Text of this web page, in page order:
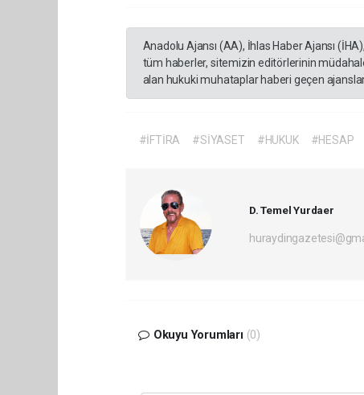
Anadolu Ajansı (AA), İhlas Haber Ajansı
tüm haberler, sitemizin editörlerinin
alan hukuki muhataplar haberi geçen
#İFTİRA #SİYASET #HUKUK #HESAP
D. Temel Yurdaer
Okuyu Yorumları (0)